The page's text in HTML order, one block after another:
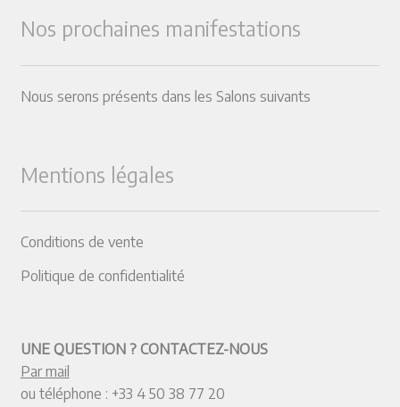
Nos prochaines manifestations
Nous serons présents dans les Salons suivants
Mentions légales
Conditions de vente
Politique de confidentialité
UNE QUESTION ? CONTACTEZ-NOUS
Par mail
ou téléphone : +33 4 50 38 77 20